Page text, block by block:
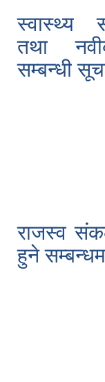
स्वास्थ्य
तथा
सम्बन्धी
राजस्व
हुने